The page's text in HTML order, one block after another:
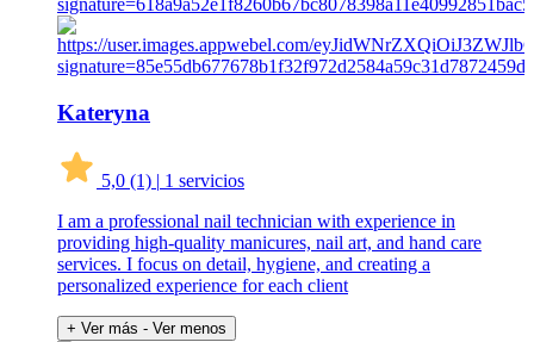
Kateryna
5,0 (1) | 1 servicios
I am a professional nail technician with experience in
providing high-quality manicures, nail art, and hand care
services. I focus on detail, hygiene, and creating a
personalized experience for each client
+ Ver más - Ver menos